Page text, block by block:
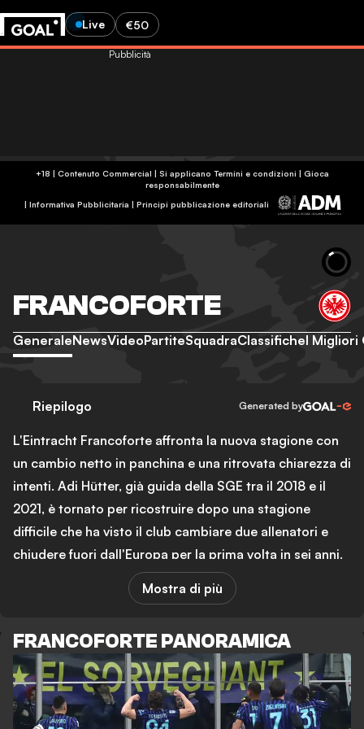
Live €50
+18 | Contenuto Commercial | Si applicano Termini e condizioni | Gioca
responsabilmente
| Informativa Pubblicitaria | Principi pubblicazione editoriali
Pubblicità
FRANCOFORTE
GeneraleNewsVideoPartiteSquadraClassificheI Migliori
Riepilogo Generated by
L'Eintracht Francoforte affronta la nuova stagione con
un cambio netto in panchina e una ritrovata chiarezza di
intenti. Adi Hütter, già guida della SGE tra il 2018 e il
2021, è tornato per ricostruire dopo una stagione
difficile che ha visto il club cambiare due allenatori e
chiudere fuori dall'Europa per la prima volta in sei anni.
Il messaggio di Hütter in questa fase di preparazione è
stato diretto: nessun passo indietro sui giocatori su cui
Il caso più emblematico riguarda Elias Baum. Il terzino
destro classe 2005, prodotto del vivaio della SGE, era
finito nel mirino del Borussia Dortmund e
dell'Hamburger SV dopo una stagione in prestito
Mostra di più
FRANCOFORTE PANORAMICA